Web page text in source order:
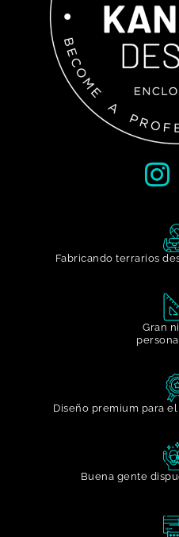
Fabricando terrarios
Gran
Diseño premium para
Buena gente